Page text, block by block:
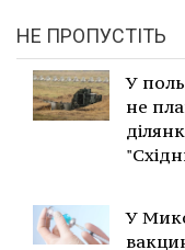
НЕ ПРОПУСТІТЬ
У
не
У